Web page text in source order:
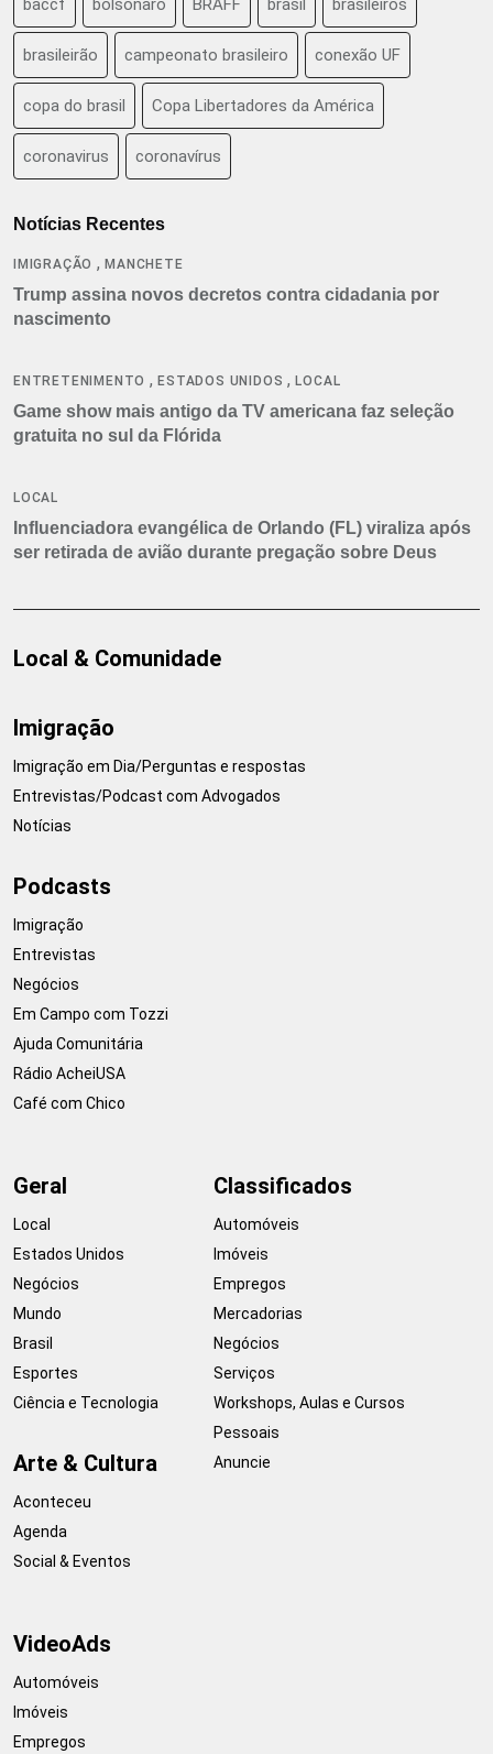
brasileirão campeonato brasileiro conexão UF
copa do brasil Copa Libertadores da América
coronavirus coronavírus
Notícias Recentes
IMIGRAÇÃO ,MANCHETE
Trump assina novos decretos contra cidadania por
nascimento
ENTRETENIMENTO ,ESTADOS UNIDOS ,LOCAL
Game show mais antigo da TV americana faz seleção
gratuita no sul da Flórida
LOCAL
Influenciadora evangélica de Orlando (FL) viraliza após
ser retirada de avião durante pregação sobre Deus
Local & Comunidade
Imigração
Imigração em Dia/Perguntas e respostas
Entrevistas/Podcast com Advogados
Notícias
Podcasts
Imigração
Entrevistas
Negócios
Em Campo com Tozzi
Ajuda Comunitária
Rádio AcheiUSA
Café com Chico
Geral
Local
Estados Unidos
Negócios
Mundo
Brasil
Esportes
Ciência e Tecnologia
Arte & Cultura
Aconteceu
Agenda
Social & Eventos
Classificados
Automóveis
Imóveis
Empregos
Mercadorias
Negócios
Serviços
Workshops, Aulas e Cursos
Pessoais
Anuncie
VideoAds
Automóveis
Imóveis
Empregos